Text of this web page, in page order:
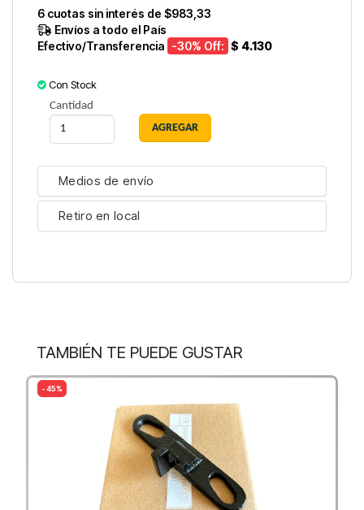
6 cuotas sin interés de $983,33
Envíos a todo el País
Efectivo/Transferencia -30% Off: $ 4.130
Con Stock
Cantidad
Medios de envío
Retiro en local
TAMBIÉN TE PUEDE GUSTAR
- 45%